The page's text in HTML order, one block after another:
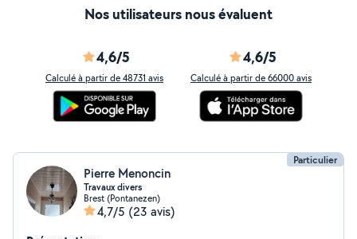
Nos utilisateurs nous évaluent
4,6/5
Calculé à partir de 48731 avis
4,6/5
Calculé à partir de 66000 avis
Particulier
Pierre Menoncin
Travaux divers
Brest (Pontanezen)
4,7/5 (23 avis)